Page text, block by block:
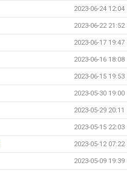
2023-06-24 12:04
2023-06-22 21:52
2023-06-17 19:47
2023-06-16 18:08
2023-06-15 19:53
2023-05-30 19:00
2023-05-29 20:11
2023-05-15 22:03
2023-05-12 07:22
2023-05-09 19:39